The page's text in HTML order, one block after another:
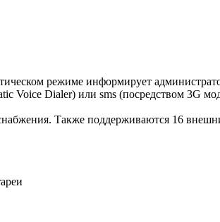
режиме информирует
Voice Dialer) или sms (посредством 3G
Также поддерживаются 16